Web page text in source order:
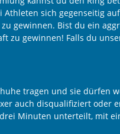
Athleten sich gegenseitig
gewinnen. Bist du ein
zu gewinnen! Falls du
tragen und sie dürfen
auch disqualifiziert oder
Minuten unterteilt, mit